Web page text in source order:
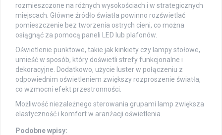
rozmieszczone na różnych wysokościach i w strategicznych
miejscach. Główne źródło światła powinno rozświetlać
pomieszczenie bez tworzenia ostrych cieni, co można
osiągnąć za pomocą paneli LED lub plafonów.
Oświetlenie punktowe, takie jak kinkiety czy lampy stołowe,
umieść w sposób, który doświetli strefy funkcjonalne i
dekoracyjne. Dodatkowo, użycie luster w połączeniu z
odpowiednim oświetleniem zwiększy rozproszenie światła,
co wzmocni efekt przestronności.
Możliwość niezależnego sterowania grupami lamp zwiększa
elastyczność i komfort w aranżacji oświetlenia.
Podobne wpisy: